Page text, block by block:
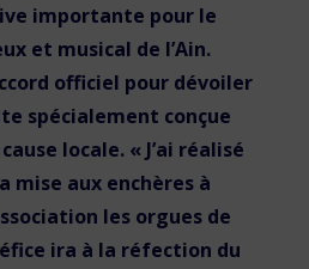
importante pour le
et musical de l’Ain.
officiel pour dévoiler
spécialement conçue
locale. « J’ai réalisé
mise aux enchères à
les orgues de
ira à la réfection du